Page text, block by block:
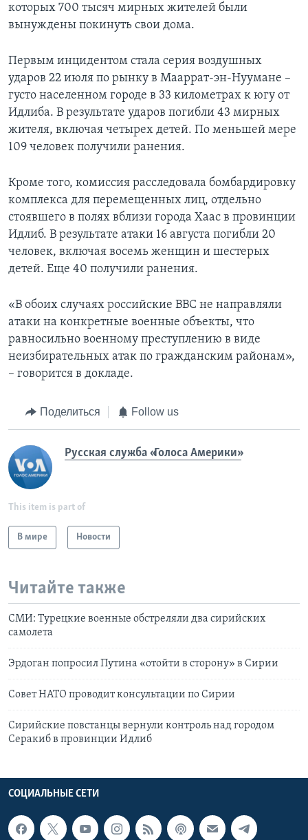
которых 700 тысяч мирных жителей были
вынуждены покинуть свои дома.
Первым инцидентом стала серия воздушных
ударов 22 июля по рынку в Мааррат-эн-Нуумане –
густо населенном городе в 33 километрах к югу от
Идлиба. В результате ударов погибли 43 мирных
жителя, включая четырех детей. По меньшей мере
109 человек получили ранения.
Кроме того, комиссия расследовала бомбардировку
комплекса для перемещенных лиц, отдельно
стоявшего в полях вблизи города Хаас в провинции
Идлиб. В результате атаки 16 августа погибли 20
человек, включая восемь женщин и шестерых
детей. Еще 40 получили ранения.
«В обоих случаях российские ВВС не направляли
атаки на конкретные военные объекты, что
равносильно военному преступлению в виде
неизбирательных атак по гражданским районам»,
– говорится в докладе.
Поделиться Follow us
Русская служба «Голоса Америки»
This item is part of
В мире Новости
Читайте также
СМИ: Турецкие военные обстреляли два сирийских
самолета
Эрдоган попросил Путина «отойти в сторону» в Сирии
Совет НАТО проводит консультации по Сирии
Сирийские повстанцы вернули контроль над городом
Серакиб в провинции Идлиб
СОЦИАЛЬНЫЕ СЕТИ